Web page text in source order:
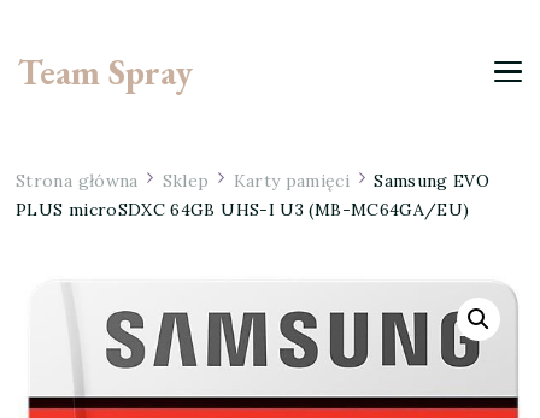
Team Spray
Strona główna Sklep Karty pamięci
Samsung EVO
PLUS microSDXC 64GB UHS-I U3 (MB-MC64GA/EU)